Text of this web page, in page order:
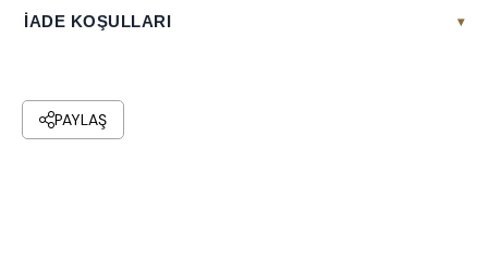
İADE KOŞULLARI ▾
PAYLAŞ